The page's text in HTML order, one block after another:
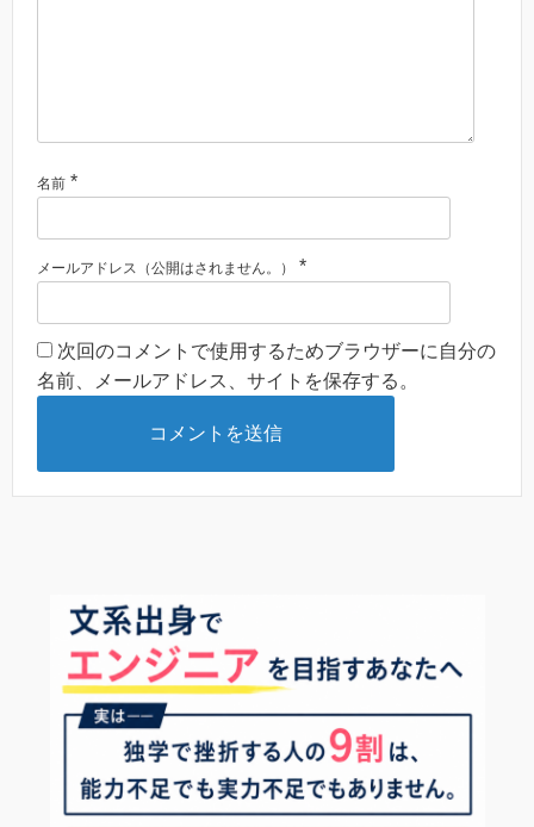
名前 *
メールアドレス（公開はされません。） *
次回のコメントで使用するためブラウザーに自分の
名前、メールアドレス、サイトを保存する。